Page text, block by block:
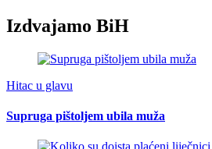
Izdvajamo BiH
Hitac u glavu
Supruga pištoljem ubila muža